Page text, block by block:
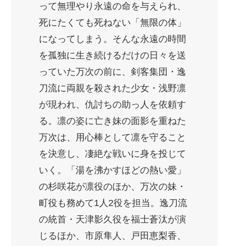
って無理やり永遠の命を与えられ、
死にたくても死ねない「無限の体」
になってしまう。そんな永遠の時間
を孤独に生き続けるだけの日々を送
っていた万次の前に、剣客集団・逸
刀流に両親を殺された少女・浅野凛
が現われ、仇討ちの助っ人を依頼す
る。凛の姿に亡き妹の面影を重ねた
万次は、用心棒として凛を守ること
を決意し、凄絶な戦いに身を投じて
いく。「湯を沸かすほどの熱い愛」
の杉咲花が凛役のほか、万次の妹・
町役も務めて1人2役を担当。逸刀流
の統首・天津影久役を福士蒼汰が演
じるほか、市原隼人、戸田恵梨香、